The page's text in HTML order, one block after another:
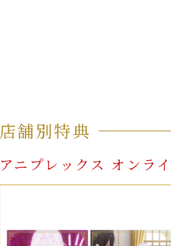
店舗別特典
アニプレックス オンラ